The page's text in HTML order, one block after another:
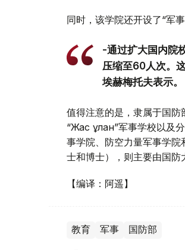
同时，该学院还开设了“军
-通过扩大国内院
压缩至60人次。
埃赫梅托夫表示。
值得注意的是，隶属于国
“Жас ұлан”军事学校以及
事学院、防空力量军事学
士和博士），则主要由国防
【编译：阿遥】
教育 军事 国防部